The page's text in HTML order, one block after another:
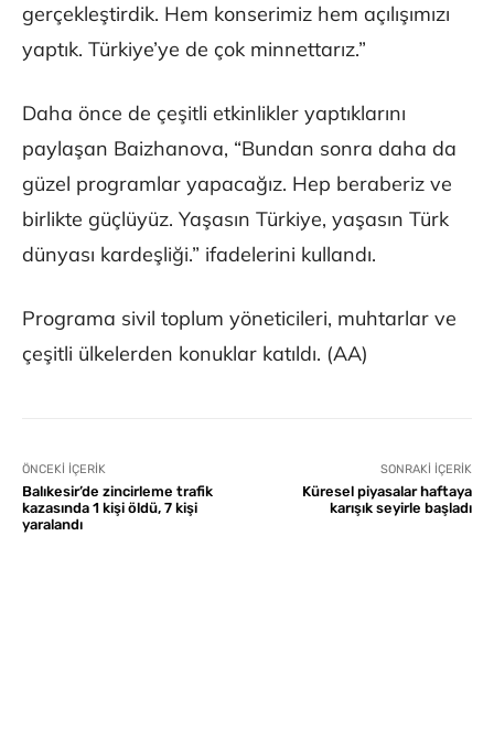
gerçekleştirdik. Hem konserimiz hem açılışımızı
yaptık. Türkiye’ye de çok minnettarız.”
Daha önce de çeşitli etkinlikler yaptıklarını
paylaşan Baizhanova, “Bundan sonra daha da
güzel programlar yapacağız. Hep beraberiz ve
birlikte güçlüyüz. Yaşasın Türkiye, yaşasın Türk
dünyası kardeşliği.” ifadelerini kullandı.
Programa sivil toplum yöneticileri, muhtarlar ve
çeşitli ülkelerden konuklar katıldı. (AA)
ÖNCEKI İÇERIK
Balıkesir’de zincirleme trafik
kazasında 1 kişi öldü, 7 kişi
yaralandı
SONRAKI İÇERIK
Küresel piyasalar haftaya
karışık seyirle başladı